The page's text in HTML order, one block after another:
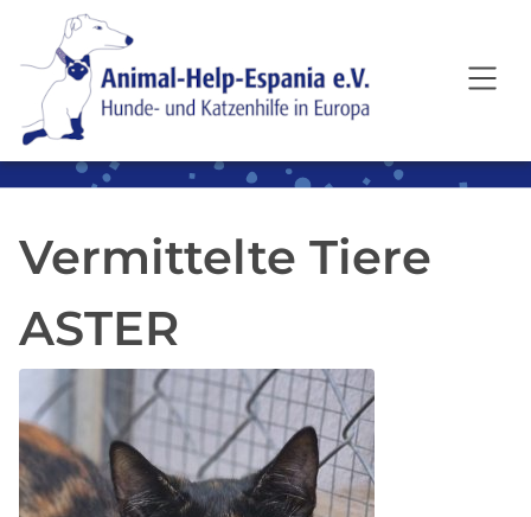
SKIP TO MAIN CONTENT
Vermittelte Tiere
ASTER